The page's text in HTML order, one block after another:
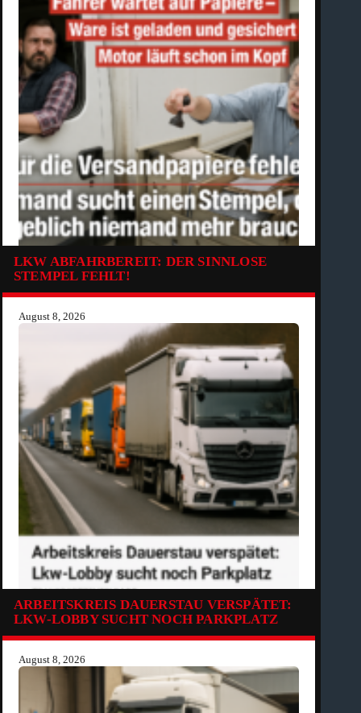
LKW ABFAHRBEREIT: DER SINNLOSE
STEMPEL FEHLT!
August 8, 2026
ARBEITSKREIS DAUERSTAU VERSPÄTET:
LKW-LOBBY SUCHT NOCH PARKPLATZ
August 8, 2026